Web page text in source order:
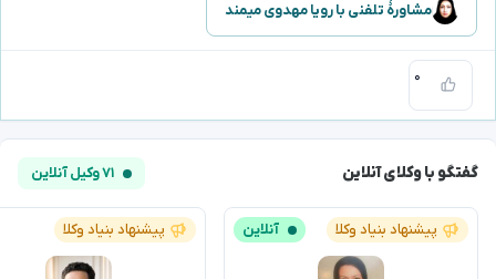
مشاورهٔ تلفنی با رویا مهدوی میمند
۰
گفتگو با وکلای آنلاین ۷۱ وکیل آنلاین
پیشنهاد بنیاد وکلا آنلاین پیشنهاد بنیاد وکلا